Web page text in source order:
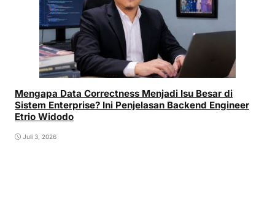
Mengapa Data Correctness Menjadi Isu Besar di
Sistem Enterprise? Ini Penjelasan Backend Engineer
Etrio Widodo
Juli 3, 2026